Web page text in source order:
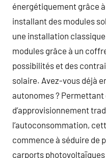
énergétiquement grâce
installant des modules
une installation
modules grâce à un
possibilités et des
solaire. Avez-vous déjà
autonomes ? Permettant
d’approvisionnement
l’autoconsommation,
commence à séduire de
carports photovoltaïques